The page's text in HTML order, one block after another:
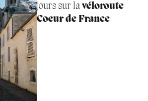
jours sur lavéloroute
Coeur de France